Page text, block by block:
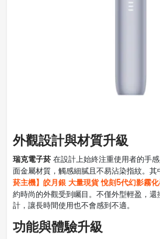
外觀設計與材質升級
瑞克電子菸 在設計上始終注重使用者的手
面金屬材質，觸感細膩且不易沾染指紋。其
菸主機】皎月銀 大量現貨 悅刻5代幻影霧
約時尚的外觀受到矚目。不僅外型輕盈，
計，讓長時間使用也不會感到不適。
功能與體驗升級